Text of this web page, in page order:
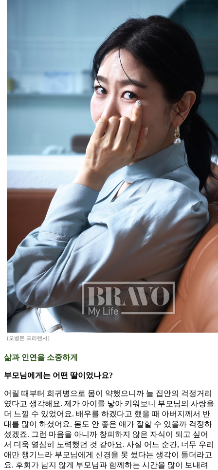
(오병돈 프리랜서)
삶과 인연을 소중하게
부모님에게는 어떤 딸이었나요?
어릴 때부터 희귀병으로 몸이 약했으니까 늘 집안의 걱정거리
였다고 생각해요. 제가 아이를 낳아 키워보니 부모님의 사랑을
더 느낄 수 있었어요. 배우를 하겠다고 했을 때 아버지께서 반
대를 많이 하셨어요. 몸도 안 좋은 애가 잘할 수 있을까 걱정하
셨겠죠. 그런 마음을 아니까 창피하지 않은 자식이 되고 싶어
서 더욱 열심히 노력했던 것 같아요. 사실 어느 순간, 너무 우리
애만 챙기느라 부모님에게 신경을 못 썼다는 생각이 들더라고
요. 후회가 남지 않게 부모님과 함께하는 시간을 많이 보내려